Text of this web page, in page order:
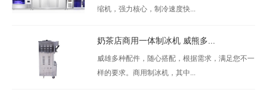
缩机，强力核心，制冷速度快...
奶茶店商用一体制冰机 威熊多...
威雄多种配件，随心搭配，根据需求，满足您不一
样的要求。商用制冰机，其中...